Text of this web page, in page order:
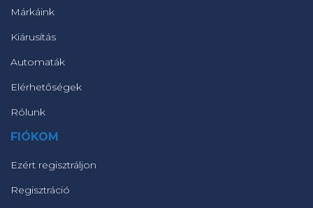
Márkáink
Kiárusítás
Automaták
Elérhetőségek
Rólunk
FIÓKOM
Ezért regisztráljon
Regisztráció